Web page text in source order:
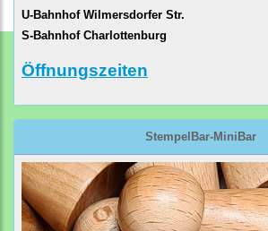
U-Bahnhof Wilmersdorfer Str.
S-Bahnhof Charlottenburg
Öffnungszeiten
StempelBar-MiniBar